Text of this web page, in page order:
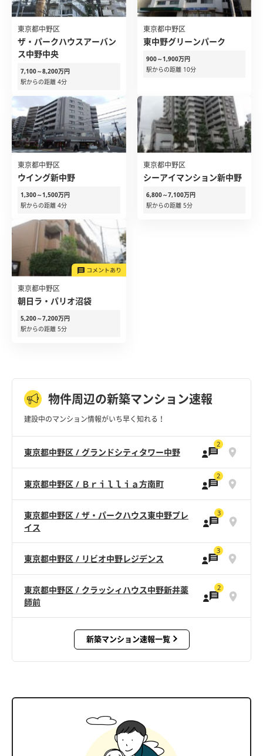
東京都中野区
ザ・パークハウスアーバン
ス中野中央
7,100～8,200万円
駅からの距離 4分
東京都中野区
東中野グリーンパーク
900～1,900万円
駅からの距離 10分
東京都中野区
ウイング新中野
1,300～1,500万円
駅からの距離 4分
東京都中野区
シーアイマンション新中野
6,800～7,100万円
駅からの距離 5分
東京都中野区
朝日ラ・パリオ沼袋
5,200～7,200万円
駅からの距離 5分
物件周辺の新築マンション速報
建設中のマンション情報がいち早く知れる！
東京都中野区 / グランドシティタワー中野
2
東京都中野区 / Ｂｒｉｌｌｉａ方南町
2
東京都中野区 / ザ・パークハウス東中野プレ
イス
3
東京都中野区 / リビオ中野レジデンス
3
東京都中野区 / クラッシィハウス中野新井薬
師前
2
新築マンション速報一覧